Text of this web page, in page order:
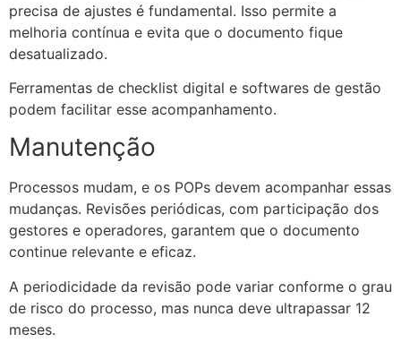
precisa de ajustes é fundamental. Isso permite a
melhoria contínua e evita que o documento fique
desatualizado.
Ferramentas de checklist digital e softwares de gestão
podem facilitar esse acompanhamento.
Manutenção
Processos mudam, e os POPs devem acompanhar essas
mudanças. Revisões periódicas, com participação dos
gestores e operadores, garantem que o documento
continue relevante e eficaz.
A periodicidade da revisão pode variar conforme o grau
de risco do processo, mas nunca deve ultrapassar 12
meses.